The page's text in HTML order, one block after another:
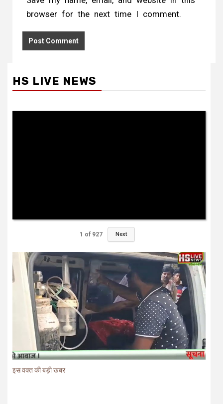
browser for the next time I comment.
HS LIVE NEWS
1 of 927 Next
इस वक्त की बड़ी खबर